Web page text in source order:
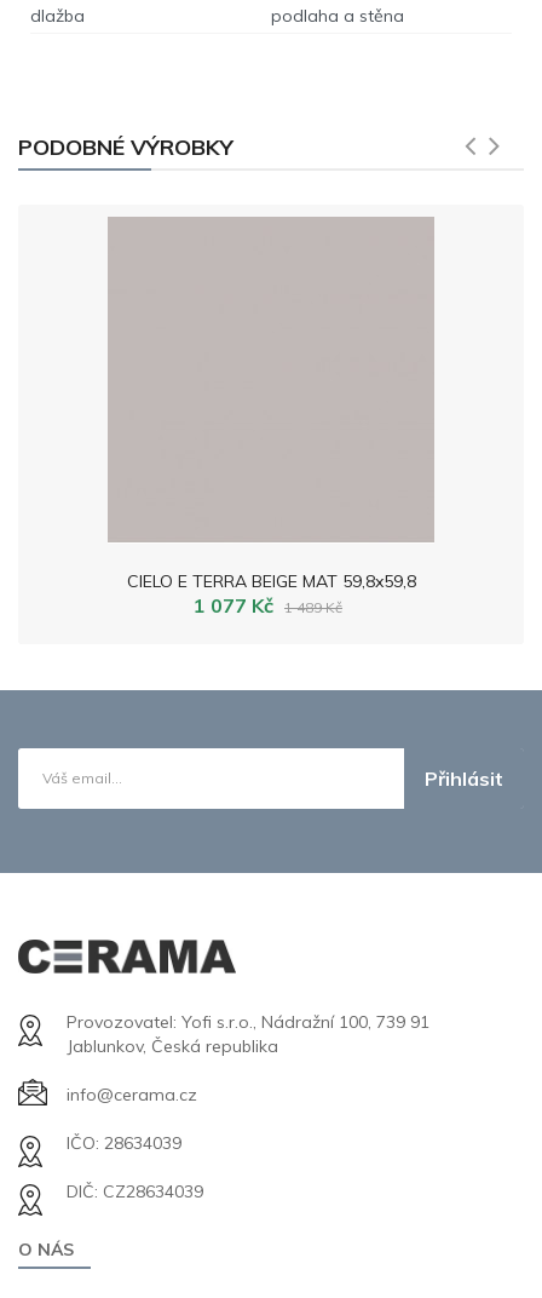
dlažba
podlaha a stěna
PODOBNÉ VÝROBKY
CIELO E TERRA BEIGE MAT 59,8x59,8
1 077 Kč 1 489 Kč
Přihlásit
Provozovatel: Yofi s.r.o., Nádražní 100, 739 91
Jablunkov, Česká republika
info@cerama.cz
IČO: 28634039
DIČ: CZ28634039
O NÁS